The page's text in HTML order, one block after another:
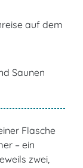
auf dem
Saunen
Flasche
– ein
zwei,